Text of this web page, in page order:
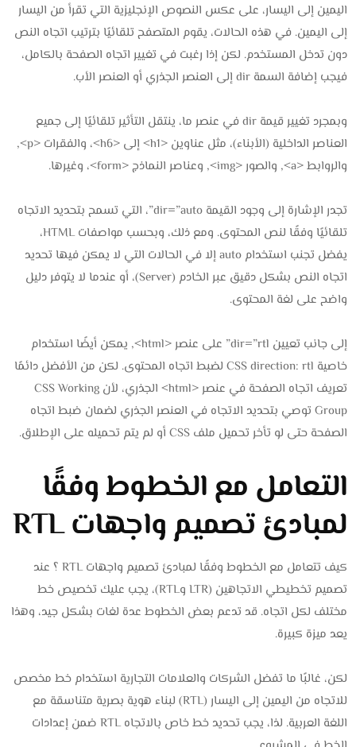
اليمين إلى اليسار، على عكس النصوص الإنجليزية التي تقرأ من اليسار
إلى اليمين. في هذه الحالات، يقوم المتصفح تلقائيًا بترتيب اتجاه النص
دون تدخل المستخدم. لكن إذا رغبت في تغيير اتجاه الصفحة بالكامل،
فيجب إضافة السمة dir إلى العنصر الجذري أو العنصر الأب.
وبمجرد تغيير قيمة dir في عنصر ما، ينتقل التأثير تلقائيًا إلى جميع
العناصر الداخلية (الأبناء)، مثل عناوين <h1> إلى <h6>، والفقرات <p>,
والروابط <a>, والصور <img>, وعناصر النماذج <form>، وغيرها.
تجدر الإشارة إلى وجود القيمة dir=”auto”، التي تسمح بتحديد الاتجاه
تلقائيًا وفقًا لنص المحتوى. ومع ذلك، وبحسب مواصفات HTML،
يفضل تجنب استخدام auto إلا في الحالات التي لا يمكن فيها تحديد
اتجاه النص بشكل دقيق عبر الخادم (Server)، أو عندما لا يتوفر دليل
واضح على لغة المحتوى.
إلى جانب تعيين dir=”rtl” على عنصر <html>, يمكن أيضًا استخدام
خاصية CSS direction: rtl لضبط اتجاه المحتوى. لكن من الأفضل دائمًا
تعريف اتجاه الصفحة في عنصر <html> الجذري، لأن CSS Working
Group توصي بتحديد الاتجاه في العنصر الجذري لضمان ضبط اتجاه
الصفحة حتى لو تأخر تحميل ملف CSS أو لم يتم تحميله على الإطلاق.
التعامل مع الخطوط وفقًا
لمبادئ تصميم واجهات RTL
كيف تتعامل مع الخطوط وفقًا لمبادئ تصميم واجهات RTL ؟ عند
تصميم تخطيطي الاتجاهين (LTR وRTL)، يجب عليك تخصيص خط
مختلف لكل اتجاه. قد تدعم بعض الخطوط عدة لغات بشكل جيد، وهذا
يعد ميزة كبيرة.
لكن، غالبًا ما تفضل الشركات والعلامات التجارية استخدام خط مخصص
للاتجاه من اليمين إلى اليسار (RTL) لبناء هوية بصرية متناسقة مع
اللغة العربية. لذا، يجب تحديد خط خاص بالاتجاه RTL ضمن إعدادات